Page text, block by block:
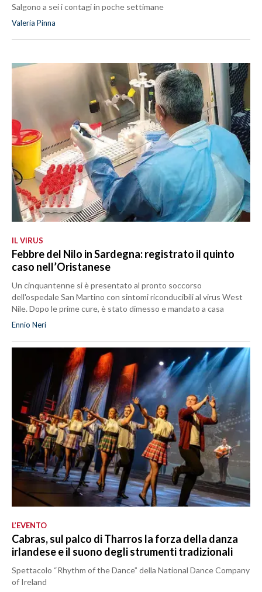
Salgono a sei i contagi in poche settimane
Valeria Pinna
IL VIRUS
Febbre del Nilo in Sardegna: registrato il quinto
caso nell’Oristanese
Un cinquantenne si è presentato al pronto soccorso
dell'ospedale San Martino con sintomi riconducibili al virus West
Nile. Dopo le prime cure, è stato dimesso e mandato a casa
Ennio Neri
L’EVENTO
Cabras, sul palco di Tharros la forza della danza
irlandese e il suono degli strumenti tradizionali
Spettacolo “Rhythm of the Dance” della National Dance Company
of Ireland